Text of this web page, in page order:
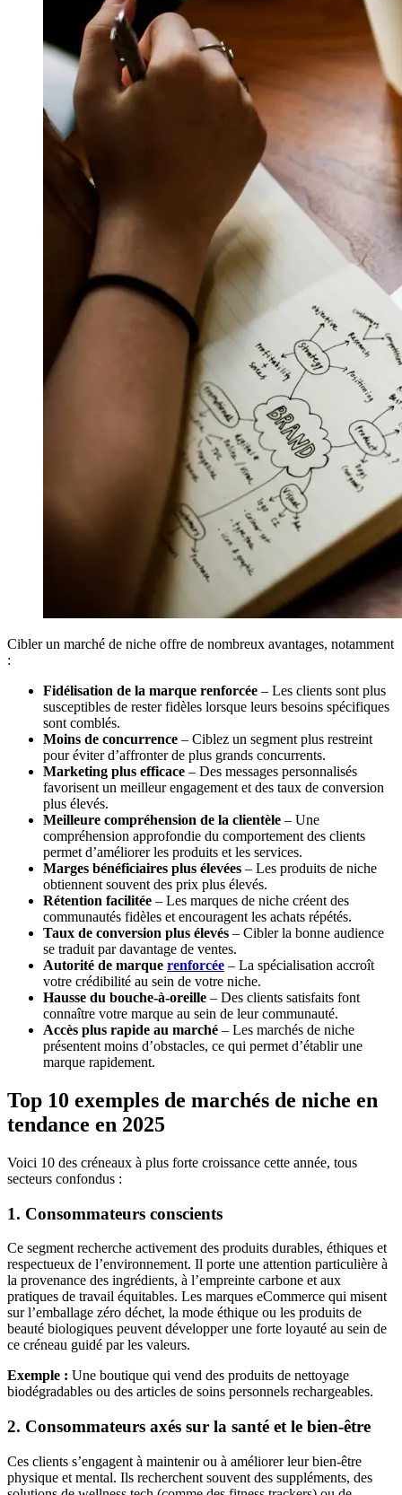
Cibler un marché de niche offre de nombreux avantages, notamment
:
Fidélisation de la marque renforcée – Les clients sont plus
susceptibles de rester fidèles lorsque leurs besoins spécifiques
sont comblés.
Moins de concurrence – Ciblez un segment plus restreint
pour éviter d’affronter de plus grands concurrents.
Marketing plus efficace – Des messages personnalisés
favorisent un meilleur engagement et des taux de conversion
plus élevés.
Meilleure compréhension de la clientèle – Une
compréhension approfondie du comportement des clients
permet d’améliorer les produits et les services.
Marges bénéficiaires plus élevées – Les produits de niche
obtiennent souvent des prix plus élevés.
Rétention facilitée – Les marques de niche créent des
communautés fidèles et encouragent les achats répétés.
Taux de conversion plus élevés – Cibler la bonne audience
se traduit par davantage de ventes.
Autorité de marque renforcée – La spécialisation accroît
votre crédibilité au sein de votre niche.
Hausse du bouche-à-oreille – Des clients satisfaits font
connaître votre marque au sein de leur communauté.
Accès plus rapide au marché – Les marchés de niche
présentent moins d’obstacles, ce qui permet d’établir une
marque rapidement.
Top 10 exemples de marchés de niche en
tendance en 2025
Voici 10 des créneaux à plus forte croissance cette année, tous
secteurs confondus :
1. Consommateurs conscients
Ce segment recherche activement des produits durables, éthiques et
respectueux de l’environnement. Il porte une attention particulière à
la provenance des ingrédients, à l’empreinte carbone et aux
pratiques de travail équitables. Les marques eCommerce qui misent
sur l’emballage zéro déchet, la mode éthique ou les produits de
beauté biologiques peuvent développer une forte loyauté au sein de
ce créneau guidé par les valeurs.
Exemple : Une boutique qui vend des produits de nettoyage
biodégradables ou des articles de soins personnels rechargeables.
2. Consommateurs axés sur la santé et le bien-être
Ces clients s’engagent à maintenir ou à améliorer leur bien-être
physique et mental. Ils recherchent souvent des suppléments, des